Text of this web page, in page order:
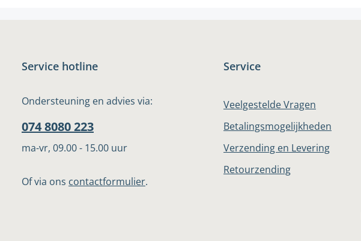
Service hotline
Ondersteuning en advies via:
074 8080 223
ma-vr, 09.00 - 15.00 uur
Of via ons contactformulier.
Service
Veelgestelde Vragen
Betalingsmogelijkheden
Verzending en Levering
Retourzending